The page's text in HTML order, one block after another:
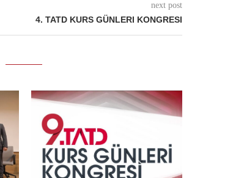
next post
4. TATD KURS GÜNLERI KONGRESI